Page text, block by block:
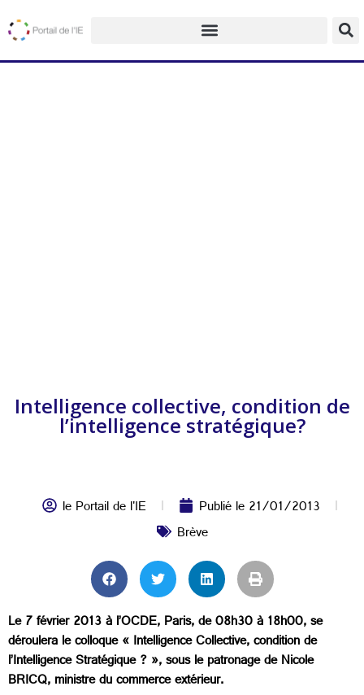
Intelligence collective, condition de
l’intelligence stratégique?
le Portail de l'IE Publié le21/01/2013
Brève
Le 7 février 2013 à l’OCDE, Paris, de 08h30 à 18h00, se
déroulera le colloque « Intelligence Collective, condition de
l’Intelligence Stratégique ? », sous le patronage de Nicole
BRICQ, ministre du commerce extérieur.